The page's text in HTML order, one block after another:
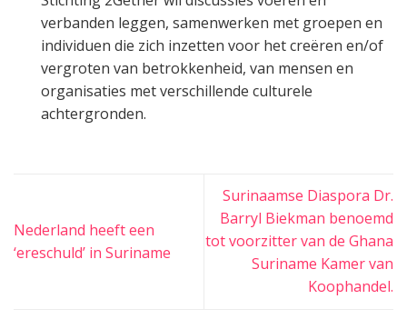
verbanden leggen, samenwerken met groepen en
individuen die zich inzetten voor het creëren en/of
vergroten van betrokkenheid, van mensen en
organisaties met verschillende culturele
achtergronden.
Nederland heeft een
‘ereschuld’ in Suriname
Surinaamse Diaspora Dr.
Barryl Biekman benoemd
tot voorzitter van de Ghana
Suriname Kamer van
Koophandel.